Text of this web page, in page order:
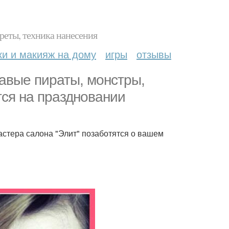
техника нанесения
и макияж на дому игры отзывы
пираты, монстры,
на праздновании
салона "Элит" позаботятся о вашем